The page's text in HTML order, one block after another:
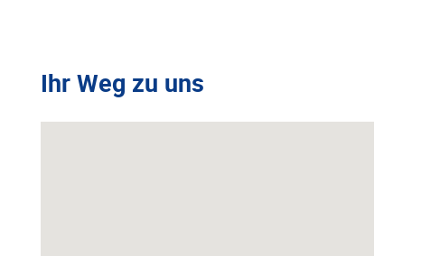
Ihr Weg zu uns